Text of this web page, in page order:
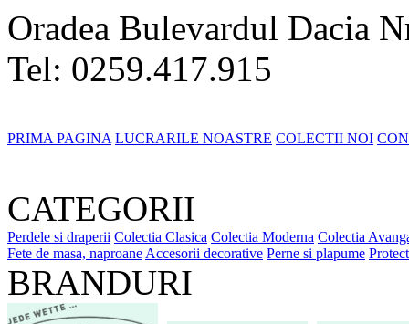
Oradea Bulevardul Dacia
Tel: 0259.417.915
PRIMA PAGINA LUCRARILE NOASTRE COLECTII NOI
CATEGORII
Perdele si draperii Colectia Clasica Colectia Moderna Colectia
Fete de masa, naproane Accesorii decorative Perne si plapume
BRANDURI